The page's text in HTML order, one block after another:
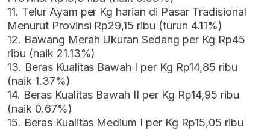
11. Telur Ayam per Kg harian di Pasar Tradisional
Menurut Provinsi Rp29,15 ribu (turun 4.11%)
12. Bawang Merah Ukuran Sedang per Kg Rp45
ribu (naik 21.13%)
13. Beras Kualitas Bawah I per Kg Rp14,85 ribu
(naik 1.37%)
14. Beras Kualitas Bawah II per Kg Rp14,95 ribu
(naik 0.67%)
15. Beras Kualitas Medium I per Kg Rp15,05 ribu